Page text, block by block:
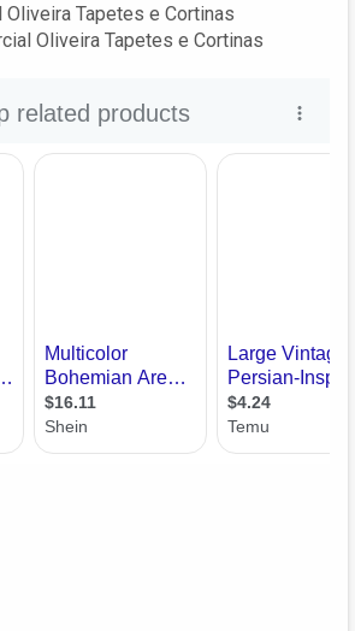
Oliveira Tapetes e Cortinas
Oliveira Tapetes e Cortinas